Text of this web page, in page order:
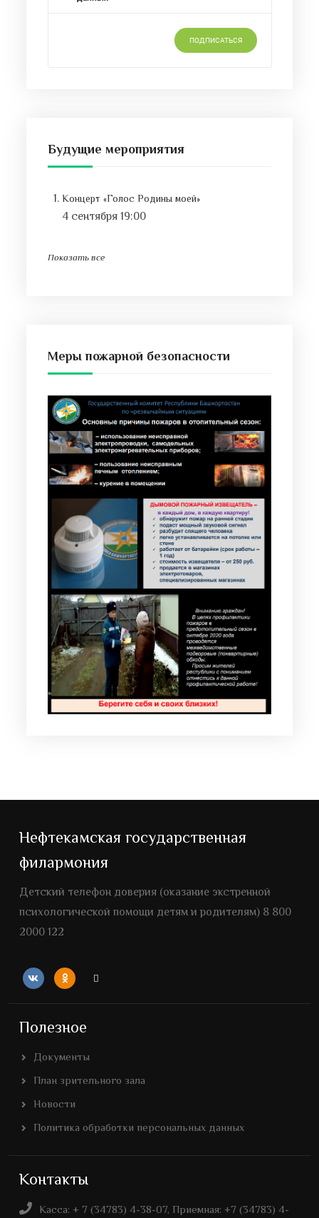
Будущие мероприятия
Концерт «Голос Родины моей»
4 сентября 19:00
Показать все
Меры пожарной безопасности
Нефтекамская государственная
филармония
Детский телефон доверия (оказание экстренной
психологической помощи детям и родителям) 8 800
2000 122
Полезное
Документы
План зрительного зала
Новости
Политика обработки персональных данных
Контакты
Касса: + 7 (34783) 4-38-07, Приемная: +7 (34783) 4-